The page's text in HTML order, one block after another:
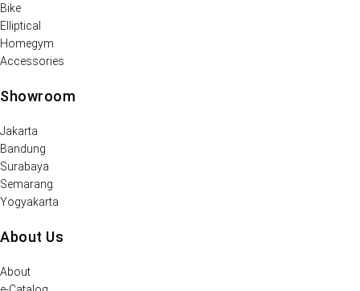
Bike
Elliptical
Homegym
Accessories
Showroom
Jakarta
Bandung
Surabaya
Semarang
Yogyakarta
About Us
About